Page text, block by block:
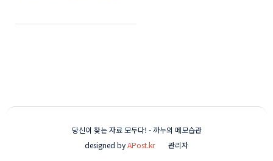
실때까지만 잠시 메어두세
당신이 찾는 자료 모두다! - 까누의 메모습관
designed byAPost.kr 관리자